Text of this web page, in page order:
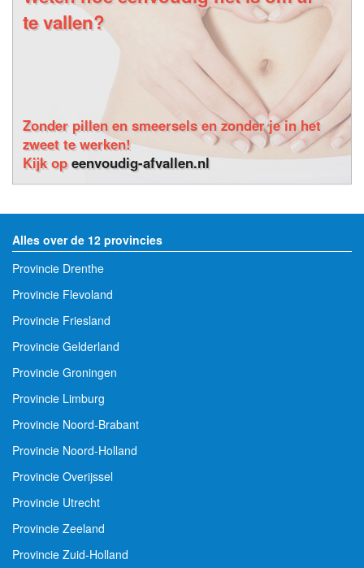
te vallen?
Zonder pillen en smeersels en zonder je in het
zweet te werken!
Kijk opeenvoudig-afvallen.nl
Alles over de 12 provincies
Provincie Drenthe
Provincie Flevoland
Provincie Friesland
Provincie Gelderland
Provincie Groningen
Provincie Limburg
Provincie Noord-Brabant
Provincie Noord-Holland
Provincie Overijssel
Provincie Utrecht
Provincie Zeeland
Provincie Zuid-Holland